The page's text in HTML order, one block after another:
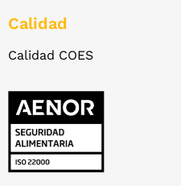
Calidad
Calidad COES